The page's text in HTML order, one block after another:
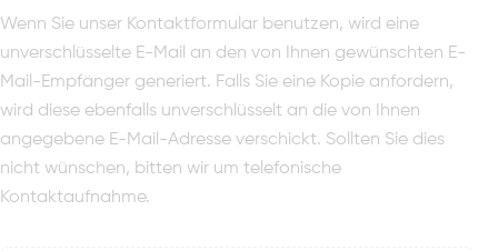
Wenn Sie unser Kontaktformular benutzen, wird eine
unverschlüsselte E-Mail an den von Ihnen gewünschten E-
Mail-Empfänger generiert. Falls Sie eine Kopie anfordern,
wird diese ebenfalls unverschlüsselt an die von Ihnen
angegebene E-Mail-Adresse verschickt. Sollten Sie dies
nicht wünschen, bitten wir um telefonische
Kontaktaufnahme.